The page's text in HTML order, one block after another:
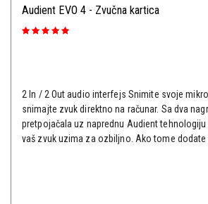
Audient EVO 4 - Zvučna kartica
2 In / 2 Out audio interfejs Snimite svoje
snimajte zvuk direktno na računar. Sa dva
pretpojačala uz naprednu Audient tehnologiju
vaš zvuk uzima za ozbiljno. Ako tome dodate